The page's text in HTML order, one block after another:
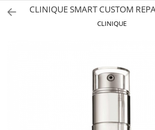
CLINIQUE SMART CUSTOM
CLINIQUE